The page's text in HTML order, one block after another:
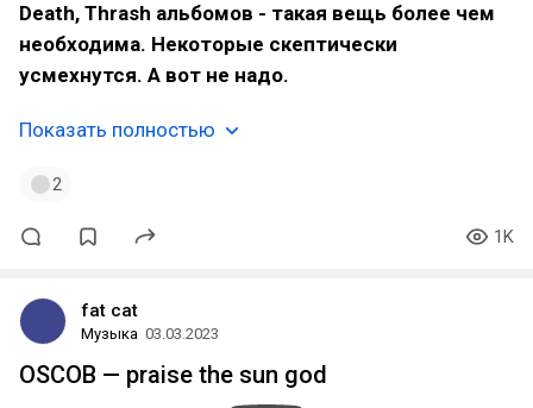
Death, Thrash альбомов - такая вещь более чем
необходима. Некоторые скептически
усмехнутся. А вот не надо.
Показать полностью
2
1K
fat cat
Музыка 03.03.2023
OSCOB — praise the sun god